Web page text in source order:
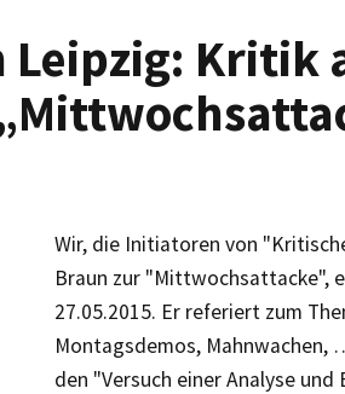
Kritik
Wir, die Initiatoren von
Braun zur "Mittwochsattacke",
27.05.2015. Er referiert zum
Montagsdemos, Mahnwachen,
den "Versuch einer Analyse